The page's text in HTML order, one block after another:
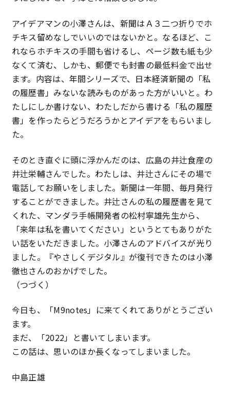
アイデアマンの小澤さんは、新聞はＡ３二つ折りでホ
チキス留めなしでいいのではないかと。なるほど、こ
れならホチキスの手間も省けるし、ページ数も紙も少
なくて済む、しかも、郵便でも封書の最低料金で出せ
ます。内容は、年間シリーズで、日本経済新聞の「私
の履歴書」みないな読みものがあった方がいいと。わ
たしにしか書けない、わたしだから書ける「私の履歴
書」を作ったらどうだろうかとアイデアをもらいまし
た。
そのとき直ぐに頭に浮かんだのは、広島の井辻食産の
井辻栄輔さんでした。わたしは、井辻さんにその場で
電話してお願いをしました。新聞は一年間、毎月発行
することができました。井辻さんの私の履歴書を見て
くれた、マンダラ手帳開発者の松村寧雄先生から、
「来年は私を書いてください」というとてもありがた
い話をいただきました。小澤さんのアドバイスが光り
ました。『やさしくデジタル』が復刊できたのは小澤
徹也さんのおかげでした。
（つづく）
今日も、「M9notes」に来てくれてありがとうござい
ます。
まだ、「2022」と書いてしまいます。
この話は、思いのほか長くなってしまいました。
中島正雄